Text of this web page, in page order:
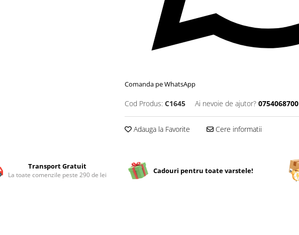
Comanda pe WhatsApp
Cod Produs: C1645 Ai nevoie de ajutor? 0754068700
Adauga la Favorite Cere informatii
Transport Gratuit
La toate comenzile peste 290 de lei Cadouri pentru toate varstele!